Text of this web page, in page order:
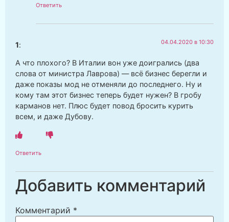
Ответить
1: 04.04.2020 в 10:30
А что плохого? В Италии вон уже доигрались (два
слова от министра Лаврова) — всё бизнес берегли и
даже показы мод не отменяли до последнего. Ну и
кому там этот бизнес теперь будет нужен? В гробу
карманов нет. Плюс будет повод бросить курить
всем, и даже Дубову.
Ответить
Добавить комментарий
Комментарий *